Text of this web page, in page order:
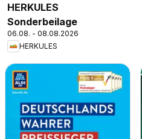
HERKULES
Sonderbeilage
06.08. - 08.08.2026
HERKULES